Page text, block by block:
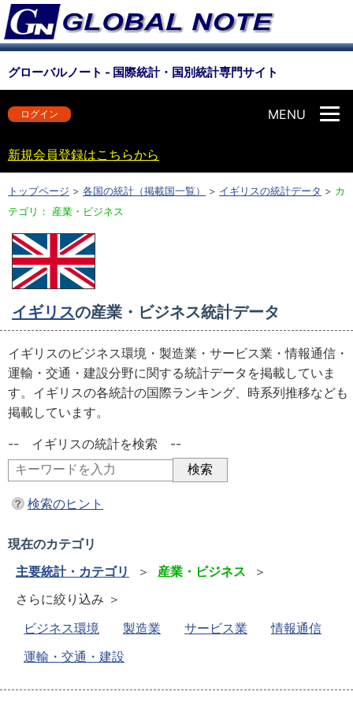
グローバルノート - 国際統計・国別統計専門サイト
MENU
ログイン
新規会員登録はこちらから
トップページ > 各国の統計（掲載国一覧） > イギリスの統計データ > カ
テゴリ： 産業・ビジネス
イギリスの産業・ビジネス統計データ
イギリスのビジネス環境・製造業・サービス業・情報通信・
運輸・交通・建設分野に関する統計データを掲載していま
す。イギリスの各統計の国際ランキング、時系列推移なども
掲載しています。
-- イギリスの統計を検索 --
検索のヒント
現在のカテゴリ
主要統計・カテゴリ
＞ 産業・ビジネス ＞
さらに絞り込み ＞
ビジネス環境
製造業 サービス業
情報通信
運輸・交通・建設